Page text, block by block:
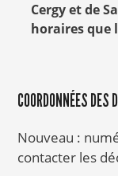
Cergy et de
horaires que
COORDONNÉES DES
Nouveau :
contacter les